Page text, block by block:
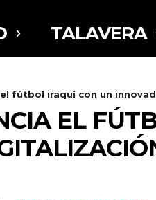
TALAVERA
fútbol iraquí con un
EL